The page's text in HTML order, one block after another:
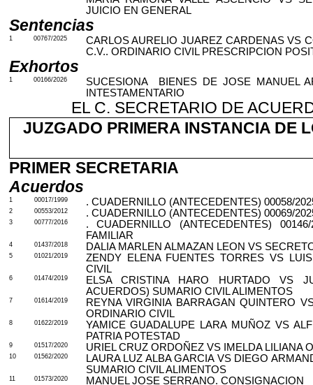
JUICIO EN GENERAL
Sentencias
1 00767/2025
CARLOS AURELIO JUAREZ CARDENAS VS
C.V.. ORDINARIO CIVIL PRESCRIPCION
Exhortos
1 00166/2026 SUCESIONA BIENES DE JOSE MANUEL
INTESTAMENTARIO
EL C. SECRETARIO DE
JUZGADO PRIMERA INSTANCIA DE
PRIMER SECRETARIA
Acuerdos
1 00017/1999 . CUADERNILLO (ANTECEDENTES) 00058/
2 00553/2012 . CUADERNILLO (ANTECEDENTES) 00069/
3 00777/2016
. CUADERNILLO (ANTECEDENTES)
FAMILIAR
4 01437/2018 DALIA MARLEN ALMAZAN LEON VS
5 01021/2019
ZENDY ELENA FUENTES TORRES VS
CIVIL
6 01474/2019
ELSA CRISTINA HARO HURTADO VS
ACUERDOS) SUMARIO CIVIL ALIMENTOS
7 01614/2019
REYNA VIRGINIA BARRAGAN QUINTERO
ORDINARIO CIVIL
8 01622/2019
YAMICE GUADALUPE LARA MUÑOZ VS
PATRIA POTESTAD
9 01517/2020 URIEL CRUZ ORDOÑEZ VS IMELDA LILIANA
10 01562/2020
LAURA LUZ ALBA GARCIA VS DIEGO
SUMARIO CIVIL ALIMENTOS
11 01573/2020 MANUEL JOSE SERRANO. CONSIGNACION